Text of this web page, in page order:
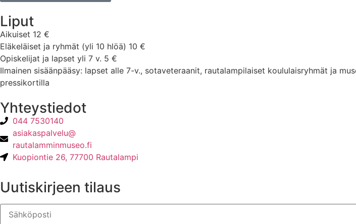
Liput
Aikuiset 12 €
Eläkeläiset ja ryhmät (yli 10 hlöä) 10 €
Opiskelijat ja lapset yli 7 v. 5 €
Ilmainen sisäänpääsy: lapset alle 7-v., sotaveteraanit, rautalampilaiset koululaisryhmät ja
pressikortilla
Yhteystiedot
044 7530140
asiakaspalvelu@
rautalamminmuseo.fi
Kuopiontie 26, 77700 Rautalampi
Uutiskirjeen tilaus